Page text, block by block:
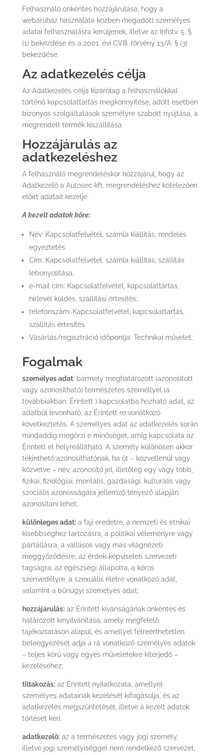
Felhasználó önkéntes hozzájárulása, hogy a
webáruház használata közben megadott személyes
adatai felhasználásra kerüljenek, illetve az Infotv. 5. §
(1) bekezdése és a 2001. évi CVIII. törvény 13/A. § (3)
bekezdése.
Az adatkezelés célja
Az Adatkezelés célja kizárólag a felhasználókkal
történő kapcsolattartás megkönnyítése, adott esetben
bizonyos szolgáltatások személyre szabott nyújtása, a
megrendelt termék kiszállítása.
Hozzájárulás az
adatkezeléshez
A felhasználó megrendeléskor hozzájárul, hogy az
Adatkezelő a Autosec kft. megrendeléshez kötelezően
előírt adatait kezelje.
A kezelt adatok köre:
Név: Kapcsolatfelvétel, számla kiállítás, rendelés
egyeztetés
Cím: Kapcsolatfelvétel, számla kiállítás, szállítás
lebonyolítása,
e-mail cím: Kapcsolatfelvétel, kapcsolattartás,
hírlevél küldés, szállítási értesítés;
telefonszám: Kapcsolatfelvétel, kapcsolattartás,
szállítás értesítés
Vásárlás/regisztráció időpontja: Technikai művelet;
Fogalmak
személyes adat: bármely meghatározott (azonosított
vagy azonosítható) természetes személlyel (a
továbbiakban: Érintett ) kapcsolatba hozható adat, az
adatból levonható, az Érintett re vonatkozó
következtetés. A személyes adat az adatkezelés során
mindaddig megőrzi e minőségét, amíg kapcsolata az
Érintett el helyreállítható. A személy különösen akkor
tekinthető azonosíthatónak, ha őt – közvetlenül vagy
közvetve – név, azonosító jel, illetőleg egy vagy több,
fizikai, fiziológiai, mentális, gazdasági, kulturális vagy
szociális azonosságára jellemző tényező alapján
azonosítani lehet;
különleges adat:a faji eredetre, a nemzeti és etnikai
kisebbséghez tartozásra, a politikai véleményre vagy
pártállásra, a vallásos vagy más világnézeti
meggyőződésre, az érdek-képviseleti szervezeti
tagságra, az egészségi állapotra, a kóros
szenvedélyre, a szexuális életre vonatkozó adat,
valamint a bűnügyi személyes adat;
hozzájárulás:az Érintett kívánságának önkéntes és
határozott kinyilvánítása, amely megfelelő
tájékoztatáson alapul, és amellyel félreérthetetlen
beleegyezését adja a rá vonatkozó személyes adatok
– teljes körű vagy egyes műveletekre kiterjedő –
kezeléséhez;
tiltakozás:az Érintett nyilatkozata, amellyel
személyes adatainak kezelését kifogásolja, és az
adatkezelés megszüntetését, illetve a kezelt adatok
törlését kéri;
adatkezelő:az a természetes vagy jogi személy,
illetve jogi személyiséggel nem rendelkező szervezet,